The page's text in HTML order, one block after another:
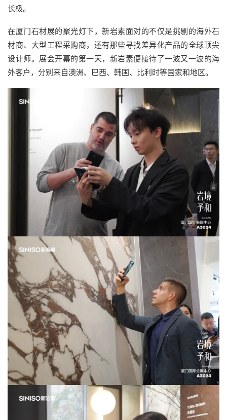
长极。
在厦门石材展的聚光灯下，新岩素面对的不仅是挑剔的海外石
材商、 大型工程采购商，还有那些寻找差异化产品的全球顶尖
设计师。 展会开幕的第一天，新岩素便接待了一波又一波的海
外客户，分别来自澳洲、巴西、韩国、比利时等国家和地区。